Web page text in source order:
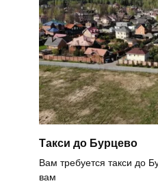
Такси до Бурцево
Вам требуется такси до
вам